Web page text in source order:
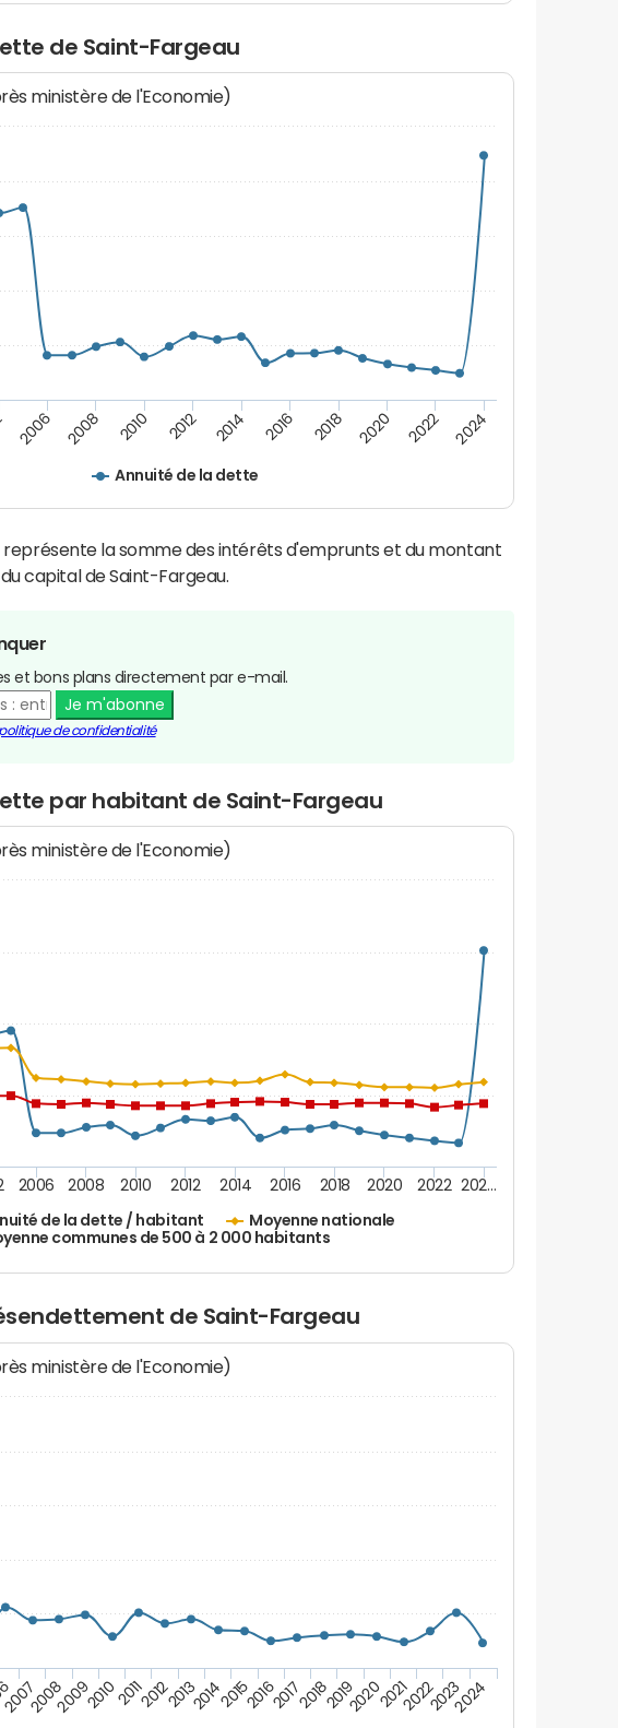
de Saint-Fargeau
ministère de l'Economie)
Annuité de la dette
2006 2008 2010 2012 2014 2016 2018 2020 2022 2024
représente la somme des intérêts d'emprunts et du montant
capital de Saint-Fargeau.
et bons plans directement par e-mail.
Je m'abonne
de confidentialité
par habitant de Saint-Fargeau
ministère de l'Economie)
de la dette / habitant
Moyenne nationale
communes de 500 à 2 000 habitants
2006 2008 2010 2012 2014 2016 2018 2020 2022 202…
de Saint-Fargeau
ministère de l'Economie)
200720082009201020112012201320142015201620172018201920202021202220232024